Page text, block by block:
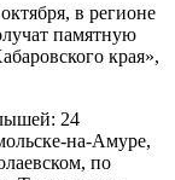
в регионе
памятную
края»,
24
на-Амуре,
по